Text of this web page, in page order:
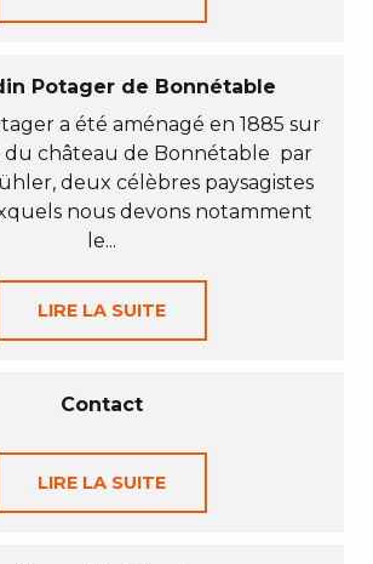
Potager de Bonnétable
a été aménagé en 1885 sur
du château de Bonnétable par
deux célèbres paysagistes
nous devons notamment
le...
LIRE LA SUITE
Contact
LIRE LA SUITE